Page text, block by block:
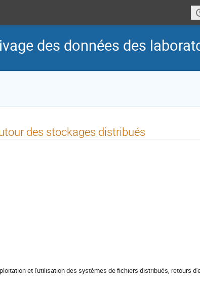
des données des
des stockages distribués
et l'utilisation des systèmes de fichiers distribués, retours